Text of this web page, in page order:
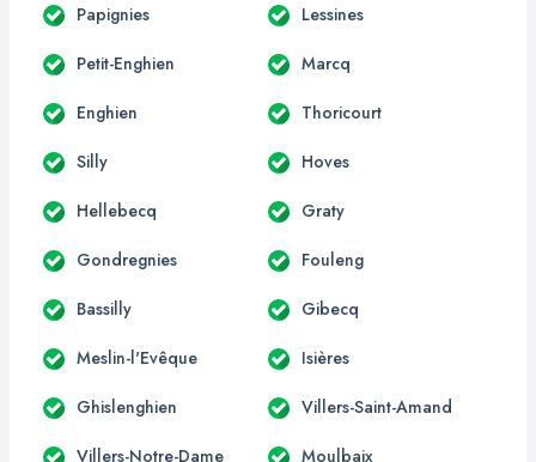
Papignies Lessines
Petit-Enghien Marcq
Enghien Thoricourt
Silly Hoves
Hellebecq Graty
Gondregnies Fouleng
Bassilly Gibecq
Meslin-l'Evêque Isières
Ghislenghien Villers-Saint-Amand
Villers-Notre-Dame Moulbaix